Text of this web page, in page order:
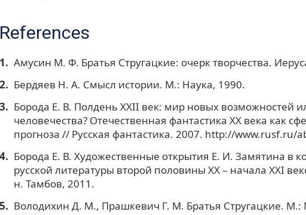
References
Амусин М. Ф. Братья Стругацкие: очерк творчества.
Бердяев Н. А. Смысл истории. М.: Наука, 1990.
Борода Е. В. Полдень ХХII век: мир новых возможностей
человечества? Отечественная фантастика ХХ века как
прогноза // Русская фантастика. 2007. http://www.rusf.ru/
Борода Е. В. Художественные открытия Е. И. Замятина в
русской литературы второй половины ХХ – начала ХХI
н. Тамбов, 2011.
Володихин Д. М., Прашкевич Г. М. Братья Стругацкие. М.: